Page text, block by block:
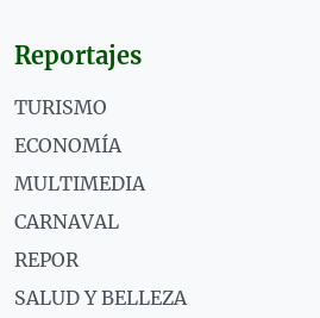
Reportajes
TURISMO
ECONOMÍA
MULTIMEDIA
CARNAVAL
REPOR
SALUD Y BELLEZA